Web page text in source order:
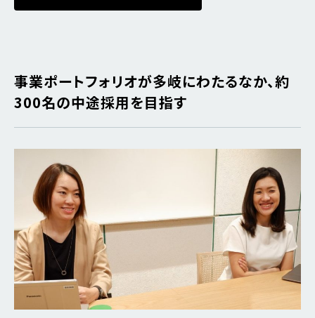
事業ポートフォリオが多岐にわたるなか、約
300名の中途採用を目指す